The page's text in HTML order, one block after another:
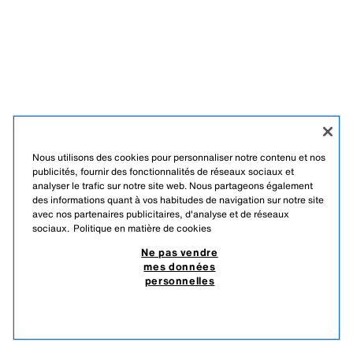
Nous utilisons des cookies pour personnaliser notre contenu et nos
publicités, fournir des fonctionnalités de réseaux sociaux et
analyser le trafic sur notre site web. Nous partageons également
des informations quant à vos habitudes de navigation sur notre site
avec nos partenaires publicitaires, d'analyse et de réseaux
sociaux. Politique en matière de cookies
Ne pas vendre
mes données
personnelles